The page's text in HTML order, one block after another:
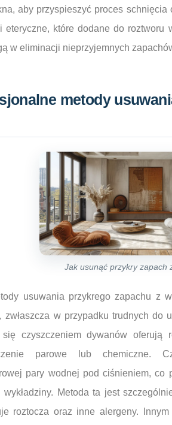
aby przyspieszyć proces
eteryczne, które dodane do
w eliminacji nieprzyjemnych
metody
Jak usunąć przykry zapach
usuwania przykrego zapachu z
zwłaszcza w przypadku trudnych do
czyszczeniem dywanów oferują
parowe lub chemiczne.
pary wodnej pod ciśnieniem,
wykładziny. Metoda ta jest
roztocza oraz inne alergeny.